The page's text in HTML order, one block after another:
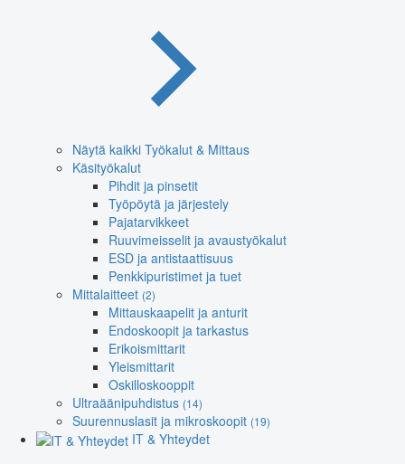
Näytä kaikki Työkalut & Mittaus
Käsityökalut
Pihdit ja pinsetit
Työpöytä ja järjestely
Pajatarvikkeet
Ruuvimeisselit ja avaustyökalut
ESD ja antistaattisuus
Penkkipuristimet ja tuet
Mittalaitteet (2)
Mittauskaapelit ja anturit
Endoskoopit ja tarkastus
Erikoismittarit
Yleismittarit
Oskilloskooppit
Ultraäänipuhdistus (14)
Suurennuslasit ja mikroskoopit (19)
IT & Yhteydet